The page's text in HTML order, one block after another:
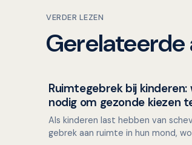
VERDER LEZEN
Gerelateerde
Kinderen en mondgezondheid
Ruimtegebrek bij
nodig om gezonde kiezen
Als kinderen last hebben van
gebrek aan ruimte in hun mond,